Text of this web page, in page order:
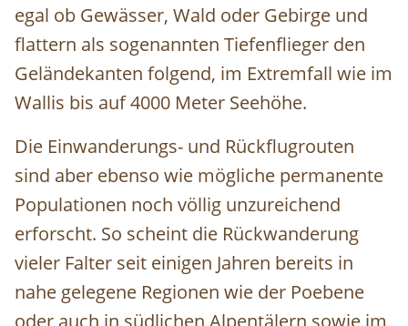
egal ob Gewässer, Wald oder Gebirge und
flattern als sogenannten Tiefenflieger den
Geländekanten folgend, im Extremfall wie im
Wallis bis auf 4000 Meter Seehöhe.
Die Einwanderungs- und Rückflugrouten
sind aber ebenso wie mögliche permanente
Populationen noch völlig unzureichend
erforscht. So scheint die Rückwanderung
vieler Falter seit einigen Jahren bereits in
nahe gelegene Regionen wie der Poebene